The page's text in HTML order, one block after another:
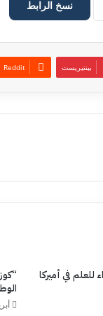
نسخ الرابط
بينتيريست
في أميركا